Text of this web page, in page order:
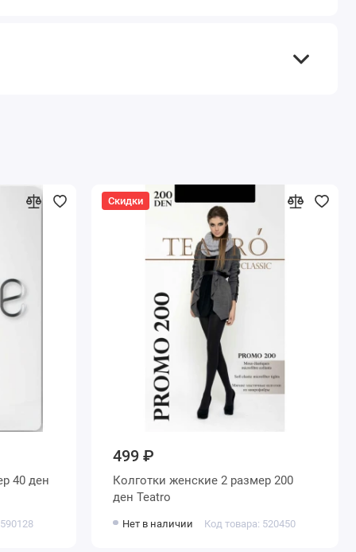
Скидки
499 ₽
Колготки женские 2 размер 200
ден Teatro
Нет в наличии Код товара: 520450